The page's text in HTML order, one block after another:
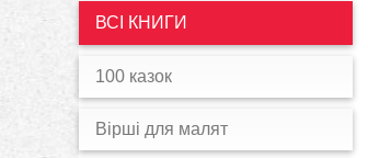
ВСІ КНИГИ
100 казок
Вірші для малят